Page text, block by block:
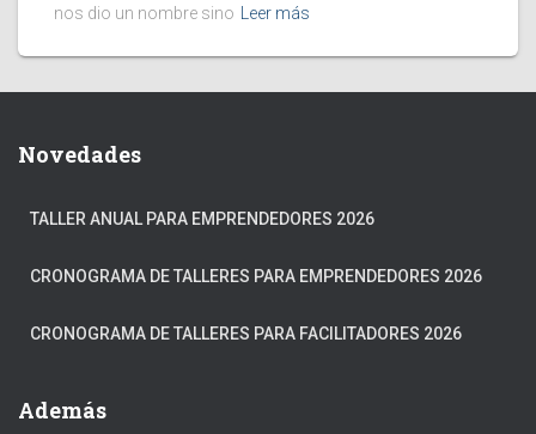
nos dio un nombre sino
Leer más
Novedades
TALLER ANUAL PARA EMPRENDEDORES 2026
CRONOGRAMA DE TALLERES PARA EMPRENDEDORES 2026
CRONOGRAMA DE TALLERES PARA FACILITADORES 2026
Además